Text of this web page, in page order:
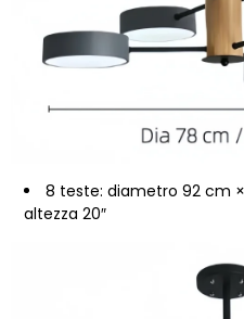
8 teste: diametro 92 cm
altezza 20″